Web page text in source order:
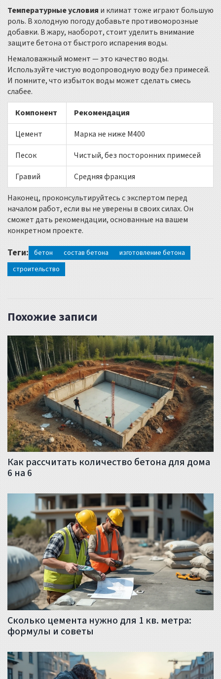
Температурные условия и климат тоже играют большую
роль. В холодную погоду добавьте противоморозные
добавки. В жару, наоборот, стоит уделить внимание
защите бетона от быстрого испарения воды.
Немаловажный момент — это качество воды.
Используйте чистую водопроводную воду без примесей.
И помните, что избыток воды может сделать смесь
слабее.
Компонент
Рекомендация
Цемент
Марка не ниже М400
Песок
Чистый, без посторонних примесей
Гравий
Средняя фракция
Наконец, проконсультируйтесь с экспертом перед
началом работ, если вы не уверены в своих силах. Он
сможет дать рекомендации, основанные на вашем
конкретном проекте.
Теги: бетон состав бетона
изготовление бетона
строительство
Похожие записи
Как рассчитать количество бетона для дома
6 на 6
Сколько цемента нужно для 1 кв. метра:
формулы и советы